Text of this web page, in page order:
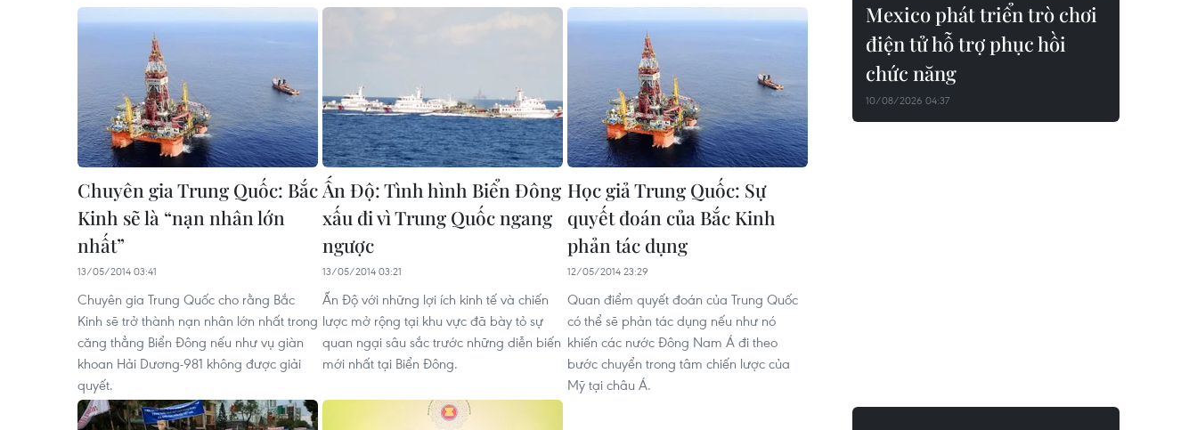
Chuyên gia Trung Quốc: Bắc
Kinh sẽ là “nạn nhân lớn
nhất”
13/05/2014 03:41
Chuyên gia Trung Quốc cho rằng Bắc
Kinh sẽ trở thành nạn nhân lớn nhất trong
căng thẳng Biển Đông nếu như vụ giàn
khoan Hải Dương-981 không được giải
quyết.
Ấn Độ: Tình hình Biển Đông
xấu đi vì Trung Quốc ngang
ngược
13/05/2014 03:21
Ấn Độ với những lợi ích kinh tế và chiến
lược mở rộng tại khu vực đã bày tỏ sự
quan ngại sâu sắc trước những diễn biến
mới nhất tại Biển Đông.
Học giả Trung Quốc: Sự
quyết đoán của Bắc Kinh
phản tác dụng
12/05/2014 23:29
Quan điểm quyết đoán của Trung Quốc
có thể sẽ phản tác dụng nếu như nó
khiến các nước Đông Nam Á đi theo
bước chuyển trong tâm chiến lược của
Mỹ tại châu Á.
Mexico phát triển trò chơi
điện tử hỗ trợ phục hồi
chức năng
10/08/2026 04:37